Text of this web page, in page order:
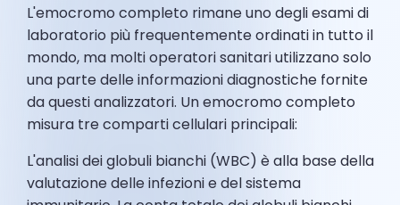
L'emocromo completo rimane uno degli esami di
laboratorio più frequentemente ordinati in tutto il
mondo, ma molti operatori sanitari utilizzano solo
una parte delle informazioni diagnostiche fornite
da questi analizzatori. Un emocromo completo
misura tre comparti cellulari principali:
L'analisi dei globuli bianchi (WBC) è alla base della
valutazione delle infezioni e del sistema